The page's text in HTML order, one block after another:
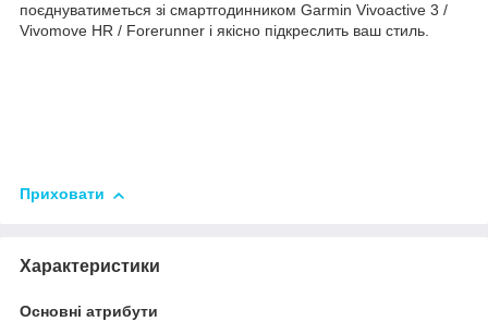
поєднуватиметься зі смартгодинником Garmin Vivoactive 3 /
Vivomove HR / Forerunner і якісно підкреслить ваш стиль.
Приховати
Характеристики
Основні атрибути